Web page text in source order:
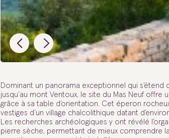
Dominant un panorama exceptionnel qui s’étend
jusqu’au mont Ventoux, le site du Mas Neuf offre
grâce à sa table d’orientation. Cet éperon
vestiges d’un village chalcolithique datant
Les recherches archéologiques y ont révélé
pierre sèche, permettant de mieux comprendre